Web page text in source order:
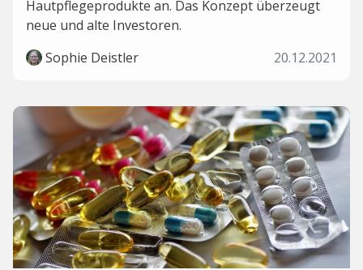
Hautpflegeprodukte an. Das Konzept überzeugt
neue und alte Investoren.
Sophie Deistler
20.12.2021